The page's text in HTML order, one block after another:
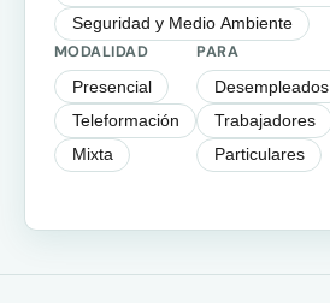
Seguridad y Medio Ambiente
MODALIDAD
Presencial
Teleformación
Mixta
PARA
Desempleados
Trabajadores
Particulares